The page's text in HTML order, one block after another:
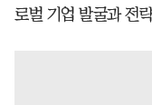
로벌 기업 발굴과 전